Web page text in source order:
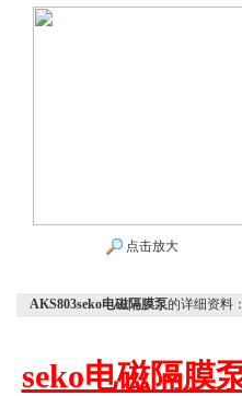
点击放大
AKS803seko电磁隔膜泵的详细资料
seko电磁隔膜